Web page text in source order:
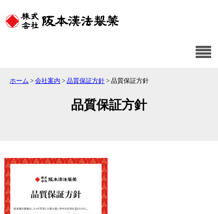
ホーム > 会社案内 > 品質保証方針 > 品質保証方針
品質保証方針